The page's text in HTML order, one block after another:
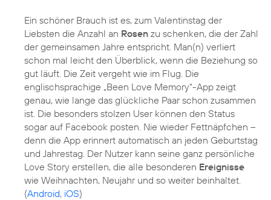
Ein schöner Brauch ist es, zum Valentinstag der
Liebsten die Anzahl an Rosen zu schenken, die der Zahl
der gemeinsamen Jahre entspricht. Man(n) verliert
schon mal leicht den Überblick, wenn die Beziehung so
gut läuft. Die Zeit vergeht wie im Flug. Die
englischsprachige „Been Love Memory“-App zeigt
genau, wie lange das glückliche Paar schon zusammen
ist. Die besonders stolzen User können den Status
sogar auf Facebook posten. Nie wieder Fettnäpfchen –
denn die App erinnert automatisch an jeden Geburtstag
und Jahrestag. Der Nutzer kann seine ganz persönliche
Love Story erstellen, die alle besonderen Ereignisse
wie Weihnachten, Neujahr und so weiter beinhaltet.
(Android, iOS)